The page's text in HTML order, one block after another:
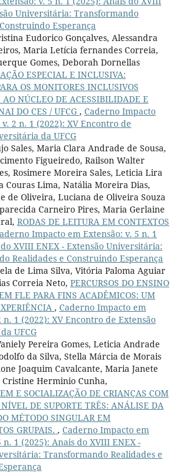
Universitária: Transformando
Esperança
Eudorico Gonçalves, Alessandra
Maria Letícia fernandes Correia,
Gomes, Deborah Dornellas
ESPECIAL E INCLUSIVA:
OS MONITORES INCLUSIVOS
NÚCLEO DE ACESSIBILIDADE E
DO CES / UFCG , Caderno Impacto
2 n. 1 (2022): XV Encontro de
da UFCG
Sales, Maria Clara Andrade de Sousa,
Figueiredo, Railson Walter
Rosimere Moreira Sales, Leticia Lira
Couras Lima, Natália Moreira Dias,
de Oliveira, Luciana de Oliveira Souza
Carneiro Pires, Maria Gerlaine
RODAS DE LEITURA EM CONTEXTOS
Impacto em Extensão: v. 5 n. 1
XVIII ENEX - Extensão Universitária:
Realidades e Construindo Esperança
de Lima Silva, Vitória Paloma Aguiar
Correia Neto, PERCURSOS DO ENSINO
FLE PARA FINS ACADÊMICOS: UM
, Caderno Impacto em
n. 1 (2022): XV Encontro de Extensão
UFCG
Pereira Gomes, Leticia Andrade
da Silva, Stella Márcia de Morais
Joaquim Cavalcante, Maria Janete
Herminio Cunha,
E SOCIALIZAÇÃO DE CRIANÇAS COM
DE SUPORTE TRÊS: ANÁLISE DA
MÉTODO SINGULAR EM
GRUPAIS. , Caderno Impacto em
n. 1 (2025): Anais do XVIII ENEX -
Transformando Realidades e